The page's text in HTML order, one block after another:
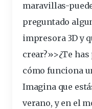
maravillas-
preguntado
impresora 3D y
crear?»>¿Te
cómo funciona
Imagina que
verano, y en el